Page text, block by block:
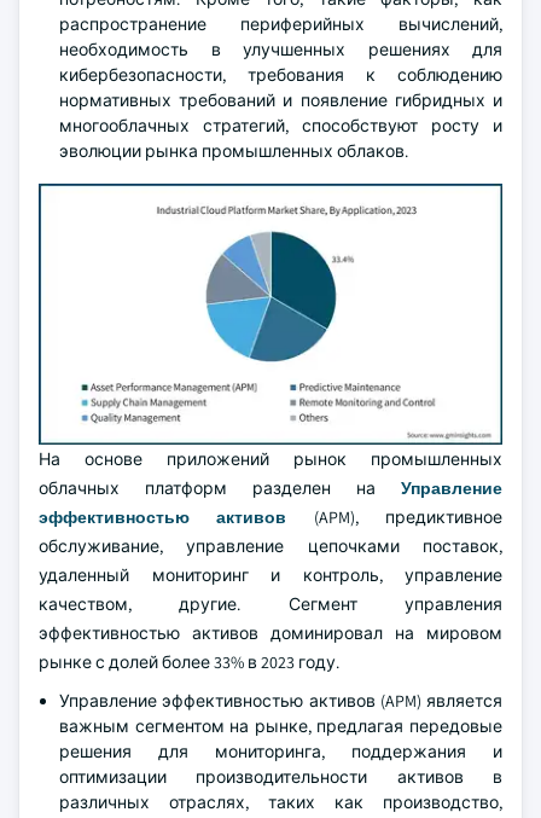
распространение периферийных вычислений,
необходимость в улучшенных решениях для
кибербезопасности, требования к соблюдению
нормативных требований и появление гибридных и
многооблачных стратегий, способствуют росту и
эволюции рынка промышленных облаков.
На основе приложений рынок промышленных
облачных платформ разделен на Управление
эффективностью активов (APM), предиктивное
обслуживание, управление цепочками поставок,
удаленный мониторинг и контроль, управление
качеством, другие. Сегмент управления
эффективностью активов доминировал на мировом
рынке с долей более 33% в 2023 году.
Управление эффективностью активов (APM) является
важным сегментом на рынке, предлагая передовые
решения для мониторинга, поддержания и
оптимизации производительности активов в
различных отраслях, таких как производство,